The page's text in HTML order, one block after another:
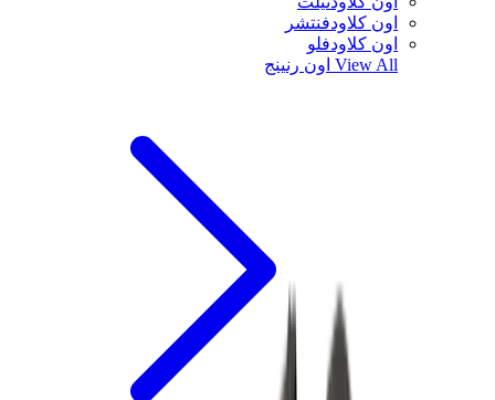
اون كلاودفنتشر
اون كلاودفلو
View All اون رنينج